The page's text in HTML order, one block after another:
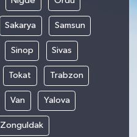
Sakarya Samsun
Sinop Sivas
Tokat Trabzon
Van Yalova
Zonguldak